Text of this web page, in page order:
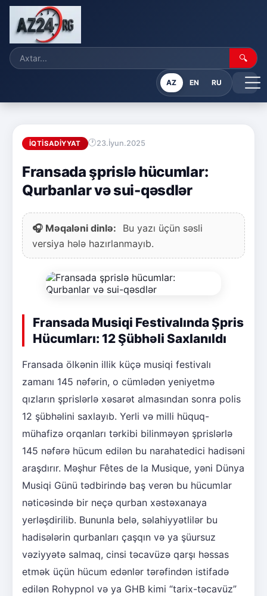
🔍
AZ EN RU
İQTISADIYYAT 23.İyun.2025
Fransada şprislə hücumlar:
Qurbanlar və sui-qəsdlər
🎧 Məqaləni dinlə:
Bu yazı üçün səsli
versiya hələ hazırlanmayıb.
Fransada Musiqi Festivalında Şpris
Hücumları: 12 Şübhəli Saxlanıldı
Fransada ölkənin illik küçə musiqi festivalı
zamanı 145 nəfərin, o cümlədən yeniyetmə
qızların şprislərlə xəsarət almasından sonra polis
12 şübhəlini saxlayıb. Yerli və milli hüquq-
mühafizə orqanları tərkibi bilinməyən şprislərlə
145 nəfərə hücum edilən bu narahatedici hadisəni
araşdırır. Məşhur Fêtes de la Musique, yəni Dünya
Musiqi Günü tədbirində baş verən bu hücumlar
nəticəsində bir neçə qurban xəstəxanaya
yerləşdirilib. Bununla belə, səlahiyyətlilər bu
hadisələrin qurbanları çaşqın və ya şüursuz
vəziyyətə salmaq, cinsi təcavüzə qarşı həssas
etmək üçün hücum edənlər tərəfindən istifadə
edilən Rohypnol və ya GHB kimi “tarix-təcavüz”